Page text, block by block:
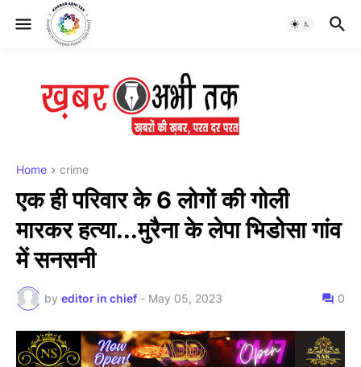
Home crime
एक ही परिवार के 6 लोगों की गोली
मारकर हत्या...मुरैना के लेपा भिडोसा गांव
में सनसनी
by editor in chief - May 05, 2023 0